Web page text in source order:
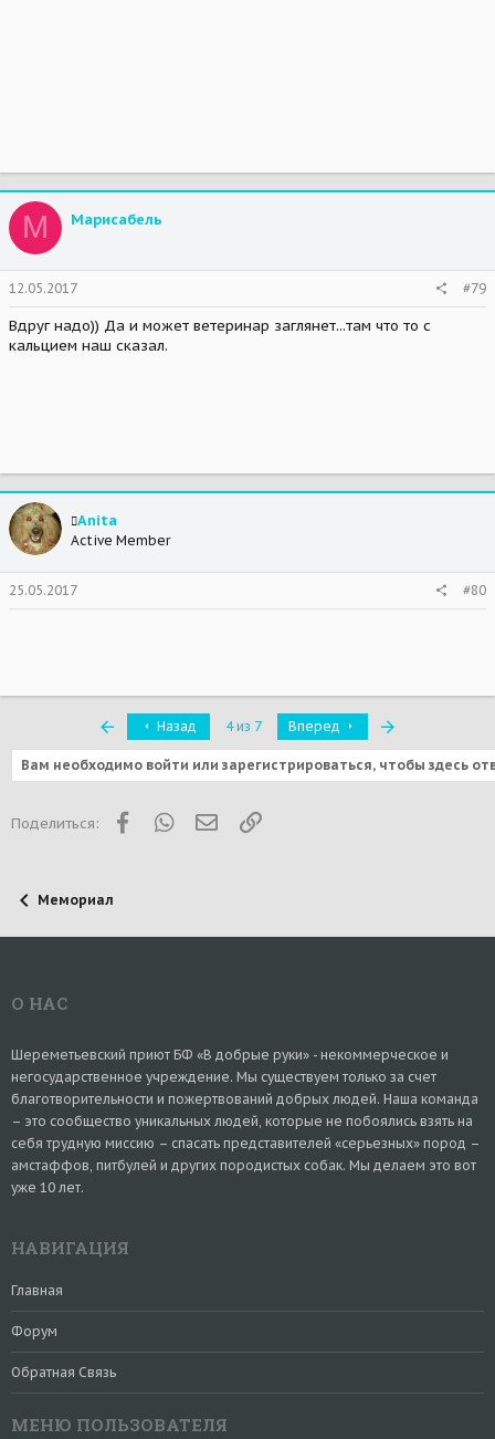
М Марисабель
12.05.2017 #79
Вдруг надо)) Да и может ветеринар заглянет...там что то с
кальцием наш сказал.
Anita
Active Member
25.05.2017 #80
ПервыйНазад 4 из 7 Вперед
Вам необходимо войти или зарегистрироваться, чтобы здесь
Поделиться: FacebookWhatsAppЭлектронная почта
Ссылка
Мемориал
О НАС
Шереметьевский приют БФ «В добрые руки» - некоммерческое и
негосударственное учреждение. Мы существуем только за счет
благотворительности и пожертвований добрых людей. Наша команда
– это сообщество уникальных людей, которые не побоялись взять на
себя трудную миссию – спасать представителей «серьезных» пород –
амстаффов, питбулей и других породистых собак. Мы делаем это вот
уже 10 лет.
НАВИГАЦИЯ
Главная
Форум
Обратная Связь
МЕНЮ ПОЛЬЗОВАТЕЛЯ